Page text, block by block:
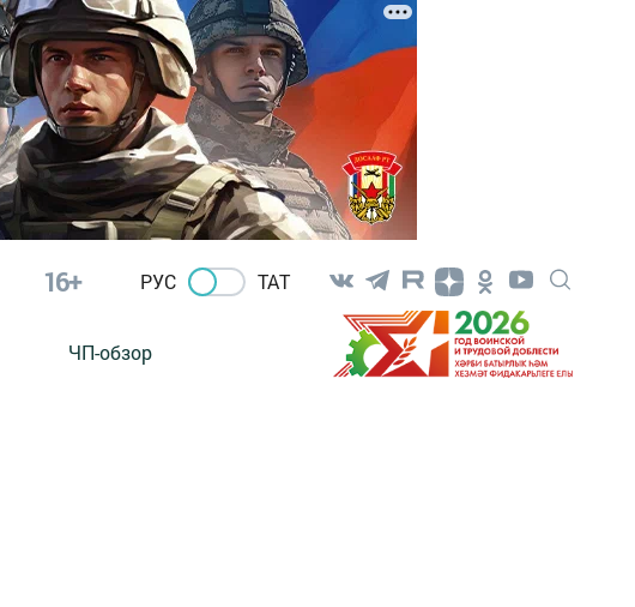
16+ РУС ТАТ
ЧП-обзор